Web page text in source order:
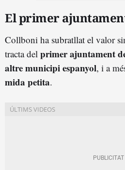
El primer
Collboni ha subratllat el valor
tracta del primer ajuntament
altre municipi espanyol, i a
mida petita.